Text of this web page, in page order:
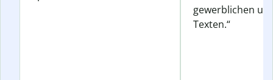
gewerblichen
Texten.“